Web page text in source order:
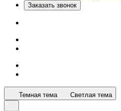
Заказать звонок
Темная тема Светлая тема